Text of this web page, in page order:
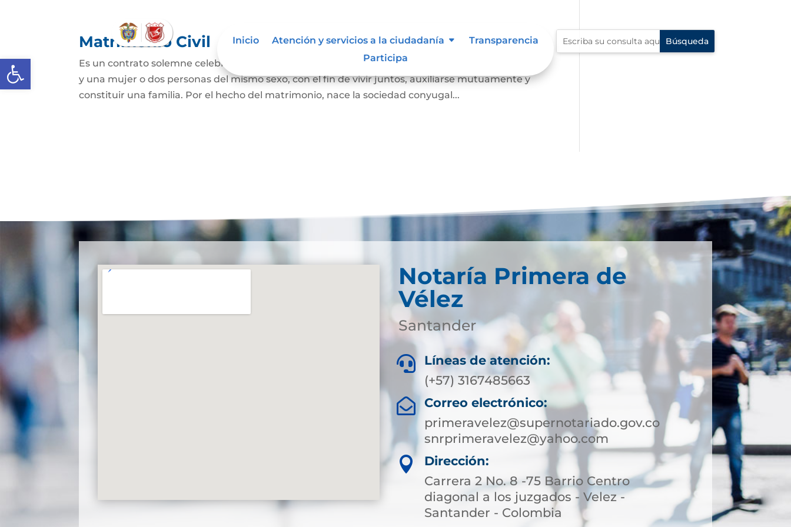
Abrir barra de herramientas
Inicio Atención y servicios a la ciudadanía
Transparencia
Participa
Matrimonio Civil
Es un contrato solemne celebrado ante juez o notario, por el cual se unen legalmente un hombre
y una mujer o dos personas del mismo sexo, con el fin de vivir juntos, auxiliarse mutuamente y
constituir una familia. Por el hecho del matrimonio, nace la sociedad conyugal...
Notaría Primera de
Vélez
Santander

Líneas de atención:
(+57)3167485663

Correo electrónico:
primeravelez@supernotariado.gov.co
snrprimeravelez@yahoo.com

Dirección:
Carrera 2 No. 8 -75 Barrio Centro
diagonal a los juzgados - Velez -
Santander - Colombia